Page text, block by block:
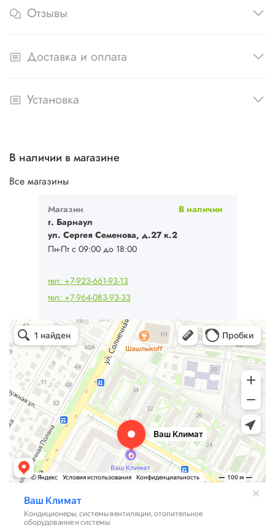
Отзывы
Доставка и оплата
Установка
В наличии в магазине
Все магазины
Магазин
В наличии
г. Барнаул
ул. Сергея Семенова, д.27 к.2
Пн-Пт с 09:00 до 18:00
тел: +7-923-661-93-13
тел: +7-964-083-93-33
Ваш Климат
Кондиционеры в Барнауле
Системы вентиляции в Барнауле